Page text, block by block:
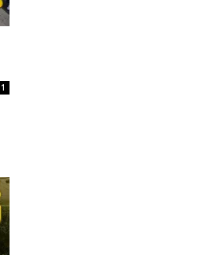
1